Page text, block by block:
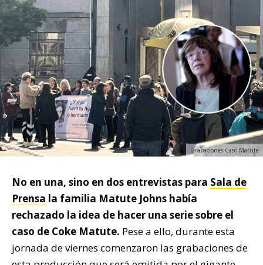
Grabaciones Caso Matute
No en una, sino en dos entrevistas para Sala de
Prensa la familia Matute Johns había
rechazado la idea de hacer una serie sobre el
caso de Coke Matute. Pese a ello, durante esta
jornada de viernes comenzaron las grabaciones de